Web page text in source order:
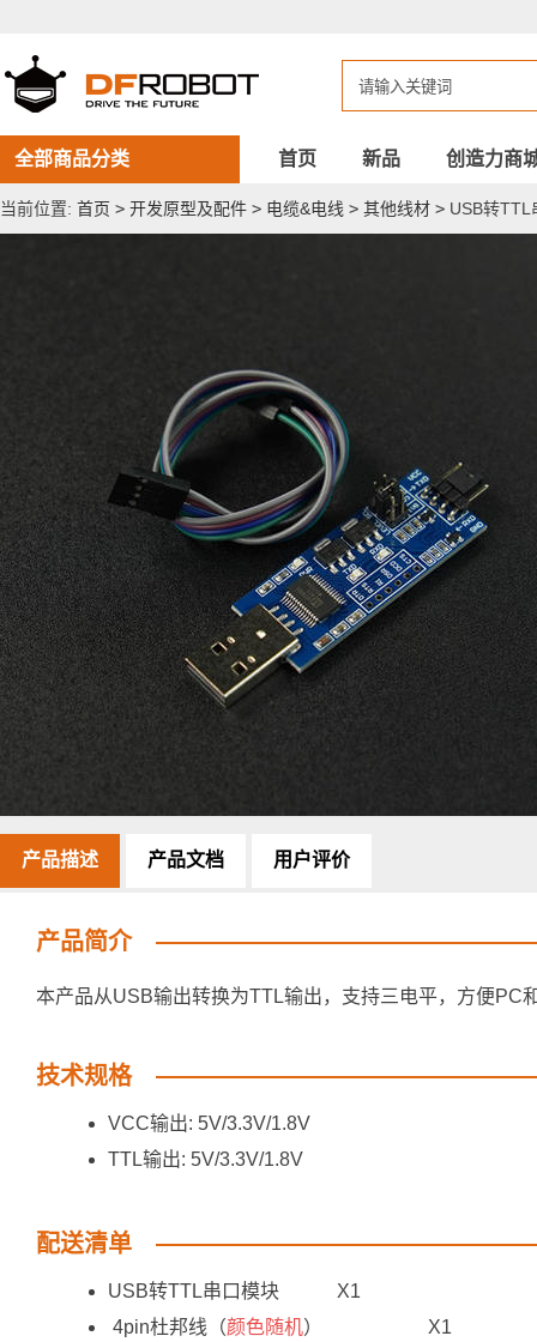
TTL
串
口
模
块
全部商品分类 首页 新品 创造力商
当前位置: 首页 > 开发原型及配件 > 电缆&电线 > 其他线材 > USB转TTL
产品描述 产品文档 用户评价
产品简介
本产品从USB输出转换为TTL输出，支持三电平，方便PC
技术规格
VCC输出: 5V/3.3V/1.8V
TTL输出: 5V/3.3V/1.8V
配送清单
USB转TTL串口模块 X1
4pin杜邦线（颜色随机） X1